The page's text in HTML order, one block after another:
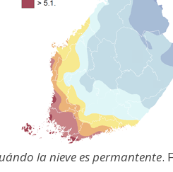
la nieve es permantente.